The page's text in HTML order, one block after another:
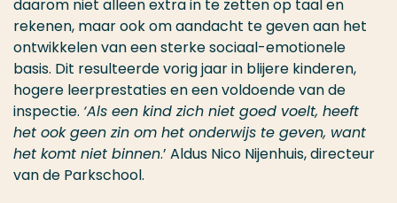
daarom niet alleen extra in te zetten op taal en
rekenen, maar ook om aandacht te geven aan het
ontwikkelen van een sterke sociaal-emotionele
basis. Dit resulteerde vorig jaar in blijere kinderen,
hogere leerprestaties en een voldoende van de
inspectie. ‘Als een kind zich niet goed voelt, heeft
het ook geen zin om het onderwijs te geven, want
het komt niet binnen.’ Aldus Nico Nijenhuis, directeur
van de Parkschool.